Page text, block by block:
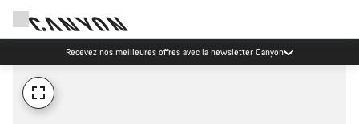
Recevez nos meilleures offres avec la newsletter Canyon